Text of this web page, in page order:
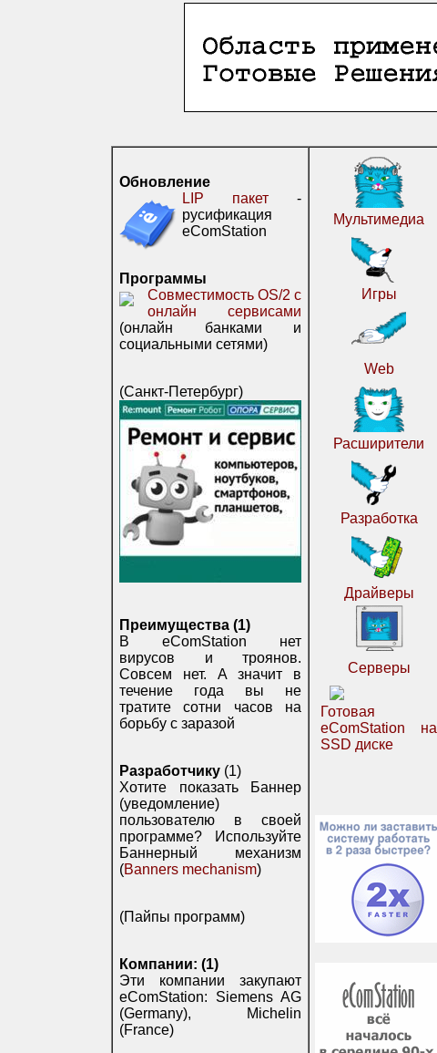
Обновление
LIP пакет -
русификация
eComStation
Программы
Совместимость OS/2 с
онлайн сервисами
(онлайн банками и
социальными сетями)
(Санкт-Петербург)
Преимущества (1)
В eComStation нет
вирусов и троянов.
Совсем нет. А значит в
течение года вы не
тратите сотни часов на
борьбу с заразой
Разработчику (1)
Хотите показать Баннер
(уведомление)
пользователю в своей
программе? Используйте
Баннерный механизм
(Banners mechanism)
(Пайпы программ)
Компании: (1)
Эти компании закупают
eComStation: Siemens AG
(Germany), Michelin
(France)
Мультимедиа
Игры
Web
Расширители
Разработка
Драйверы
Серверы
Готовая
eComStation на
SSD диске